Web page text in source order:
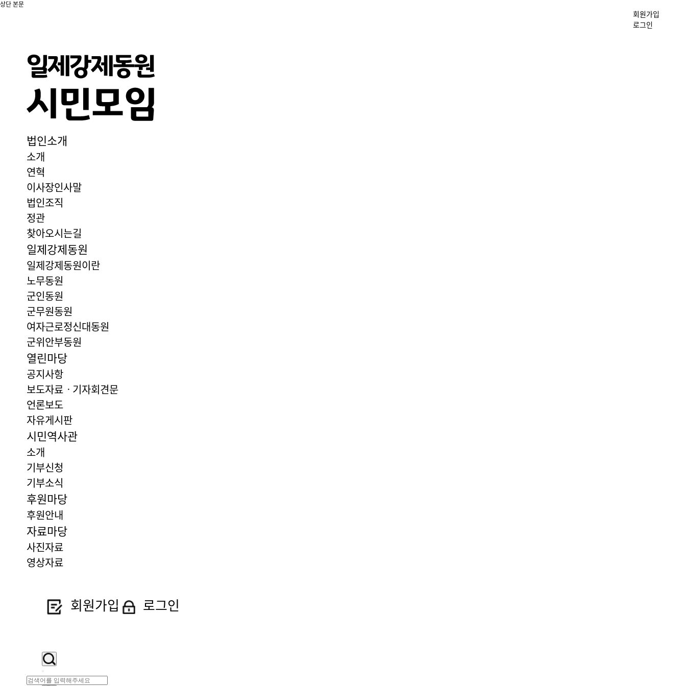
상단 본문
회원가입
로그인
법인소개
소개
연혁
이사장인사말
법인조직
정관
찾아오시는길
일제강제동원
일제강제동원이란
노무동원
군인동원
군무원동원
여자근로정신대동원
군위안부동원
열린마당
공지사항
보도자료ㆍ기자회견문
언론보도
자유게시판
시민역사관
소개
기부신청
기부소식
후원마당
후원안내
자료마당
사진자료
영상자료
회원가입 로그인